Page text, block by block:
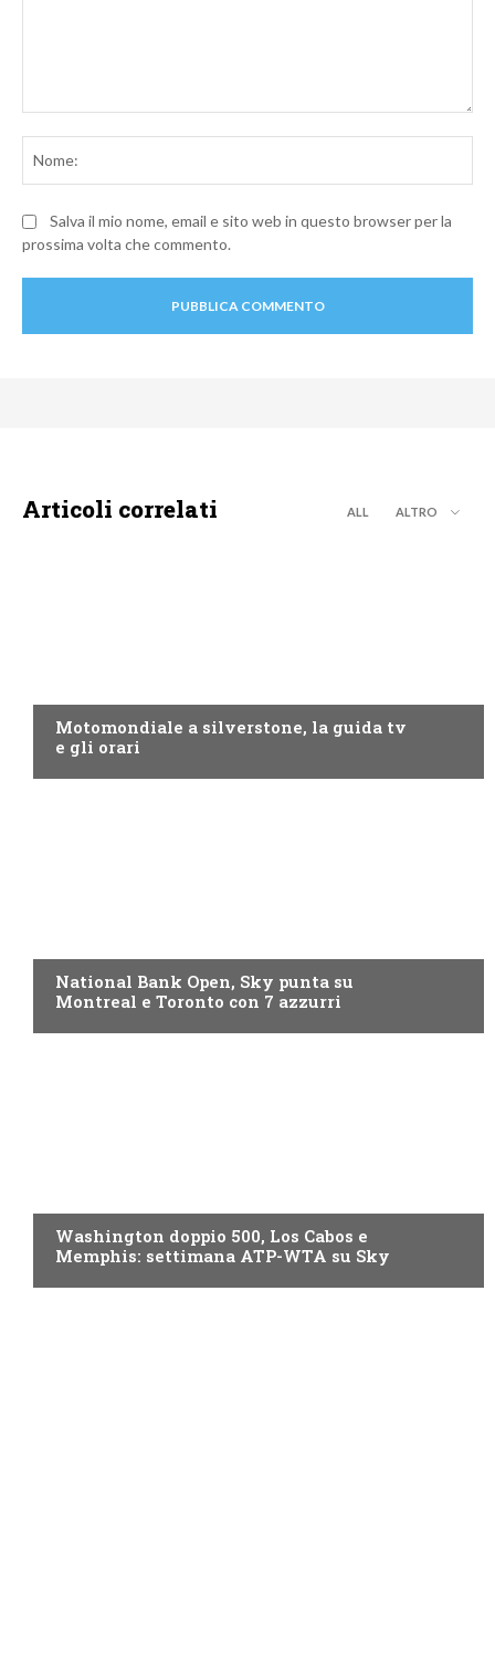
Salva il mio nome, email e sito web in questo browser per la
prossima volta che commento.
Articoli correlati ALL ALTRO
Motomondiale a silverstone, la guida tv
e gli orari
National Bank Open, Sky punta su
Montreal e Toronto con 7 azzurri
Washington doppio 500, Los Cabos e
Memphis: settimana ATP-WTA su Sky